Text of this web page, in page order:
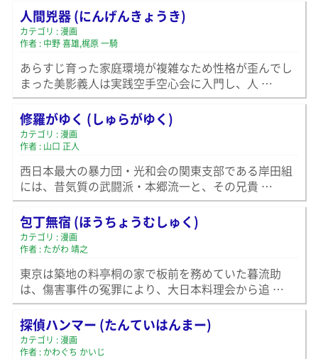
人間兇器 (にんげんきょうき)
カテゴリ : 漫画
作者 : 中野 喜雄,梶原 一騎
あらすじ育った家庭環境が複雑なため性格が歪んでし
まった美影義人は実践空手空心会に入門し、人 …
修羅がゆく (しゅらがゆく)
カテゴリ : 漫画
作者 : 山口 正人
西日本最大の暴力団・光和会の関東支部である岸田組
には、昔気質の武闘派・本郷流一と、その兄貴 …
包丁無宿 (ほうちょうむしゅく)
カテゴリ : 漫画
作者 : たがわ 靖之
東京は築地の料亭桐の家で板前を務めていた暮流助
は、傷害事件の冤罪により、大日本料理会から追 …
探偵ハンマー (たんていはんまー)
カテゴリ : 漫画
作者 : かわぐち かいじ